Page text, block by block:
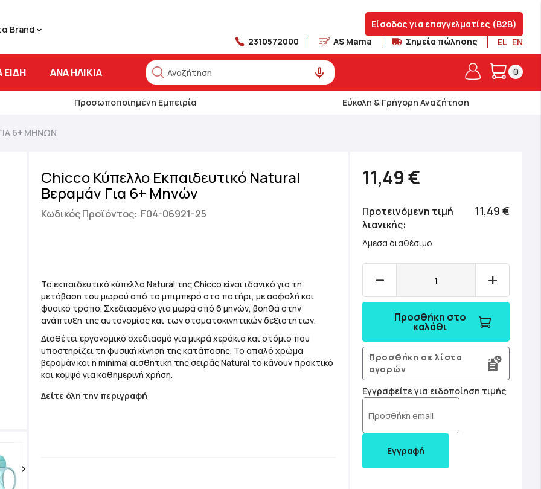
Brand
Είσοδος για επαγγελματίες (B2B)
2310572000
AS Mama Σημεία πώλησης EL EN
ΕΊΔΗ ΑΝΆ ΗΛΙΚΊΑ
Αναζήτηση
Αναζήτηση
Το
0
Προσωποποιημένη Εμπειρία Εύκολη & Γρήγορη Αναζήτηση
6+ ΜΗΝΏΝ
Chicco Κύπελλο Εκπαιδευτικό Natural
Bεραμάν Για 6+ Μηνών
Κωδικός Προϊόντος: F04-06921-25
Το εκπαιδευτικό κύπελλο Natural τηςChicco είναι ιδανικό για τη
μετάβαση του μωρού από το μπιμπερό στο ποτήρι, με ασφαλή και
φυσικό τρόπο. Σχεδιασμένο για μωρά από 6 μηνών, βοηθά στην
ανάπτυξη της αυτονομίας και των στοματοκινητικών δεξιοτήτων.
Διαθέτει εργονομικό σχεδιασμό για μικρά χεράκια και στόμιο που
υποστηρίζει τη φυσική κίνηση της κατάποσης. Το απαλό χρώμα
βεραμάν και η minimal αισθητική της σειράς Natural το κάνουν πρακτικό
και κομψό για καθημερινή χρήση.
Δείτε όλη την περιγραφή
11,49 €
Προτεινόμενη τιμή
λιανικής
11,49 €
Άμεσα διαθέσιμο
Προσθήκη στο
καλάθι
Προσθήκη σε λίστα
αγορών
Εγγραφείτε για ειδοποίηση τιμής
Εγγραφή